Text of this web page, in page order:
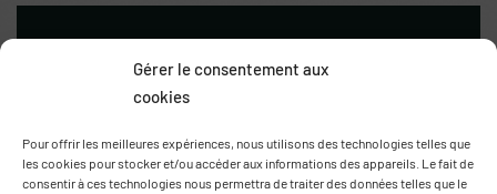
Gérer le consentement aux
cookies
Pour offrir les meilleures expériences, nous utilisons des technologies telles que
les cookies pour stocker et/ou accéder aux informations des appareils. Le fait de
consentir à ces technologies nous permettra de traiter des données telles que le